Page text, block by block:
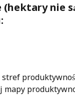
(hektary nie
stref